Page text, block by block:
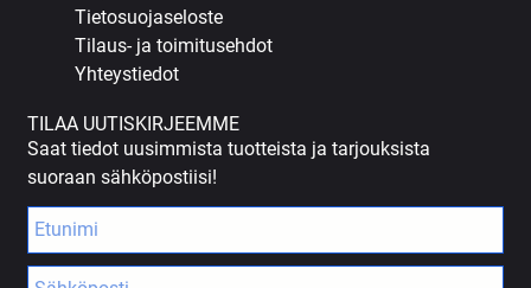
Tietosuojaseloste
Tilaus- ja toimitusehdot
Yhteystiedot
TILAA UUTISKIRJEEMME
Saat tiedot uusimmista tuotteista ja tarjouksista
suoraan sähköpostiisi!